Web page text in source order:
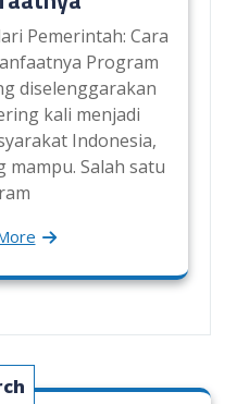
Pemerintah: Cara
Program
diselenggarakan
kali menjadi
Indonesia,
Salah satu